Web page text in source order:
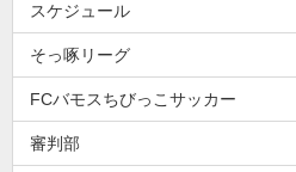
スケジュール
そっ啄リーグ
FCバモスちびっこサッカー
審判部